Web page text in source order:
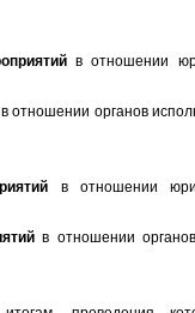
в отношении
в отношении органов
в отношении
в отношении